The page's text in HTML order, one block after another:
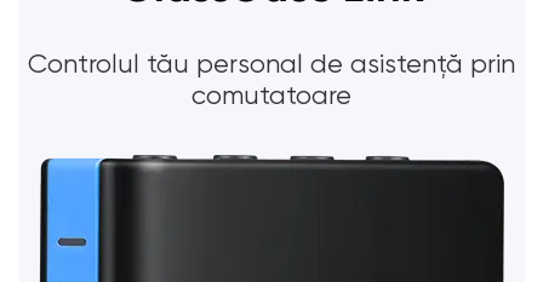
Controlul tău personal de asistență prin
comutatoare